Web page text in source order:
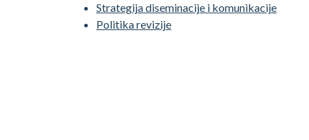
Strategija diseminacije i komunikacije
Politika revizije